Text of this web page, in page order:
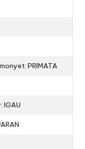
PRIMATA
IGAU